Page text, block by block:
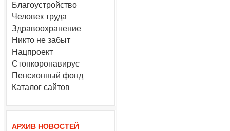
Благоустройство
Человек труда
Здравоохранение
Никто не забыт
Нацпроект
Стопкоронавирус
Пенсионный фонд
Каталог сайтов
АРХИВ НОВОСТЕЙ